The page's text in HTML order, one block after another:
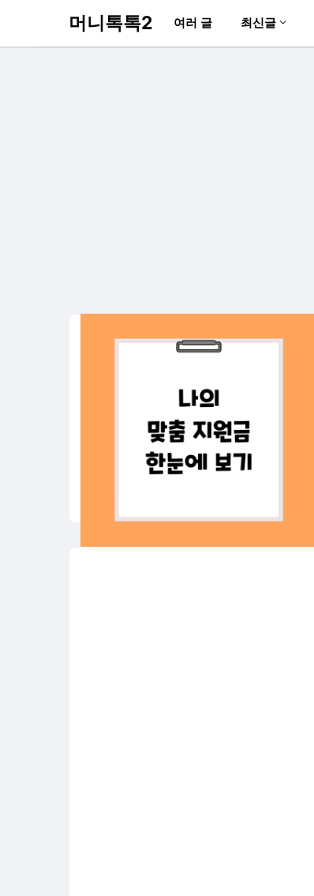
머니톡톡2 여러 글 최신글